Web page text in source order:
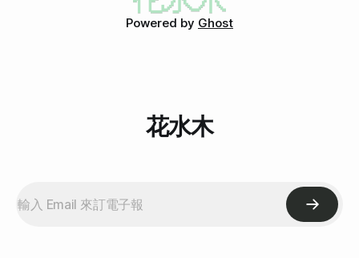
牛，照理說我應該對牛好一點，可是，我就是喜歡吃牛啊！ [!
Powered by Ghost
花水木